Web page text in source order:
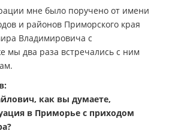
мне было поручено от имени
и районов Приморского края
Владимировича с
мы два раза встречались с ним
как вы думаете,
в Приморье с приходом